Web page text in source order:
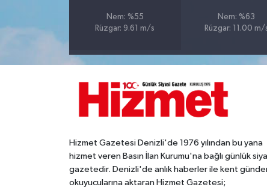
Nem: %55
Rüzgar: 9.61 m/s
Nem: %63
Rüzgar: 11.00 m/
Hizmet Gazetesi Denizli'de 1976 yılından bu yana
hizmet veren Basın İlan Kurumu'na bağlı günlük
gazetedir. Denizli'de anlık haberler ile kent
okuyucularına aktaran Hizmet Gazetesi;